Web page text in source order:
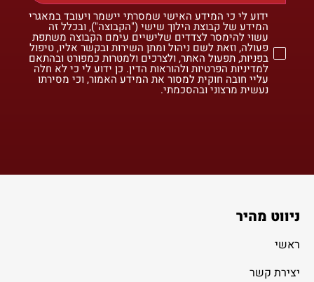
ידוע לי כי המידע האישי שמסרתי יישמר ויעובד במאגרי
המידע של קבוצת הילוך שישי ("הקבוצה"), ובכלל זה
עשוי להימסר לצדדים שלישיים עימם הקבוצה משתפת
פעולה, וזאת לשם ניהול ומתן השירות ובקשר אליו, טיפול
בפניות, תפעול האתר, ולצרכים ולמטרות כמפורט ובהתאם
למדיניות הפרטיות ולהוראות הדין. כן ידוע לי כי לא חלה
עליי חובה חוקית למסור את המידע האמור, וכי מסירתו
נעשית מרצוני ובהסכמתי.
ניווט מהיר
ראשי
יצירת קשר